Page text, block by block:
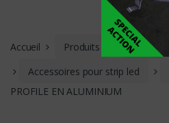
Accueil Produits
Accessoires pour strip led
PROFILE EN ALUMINIUM